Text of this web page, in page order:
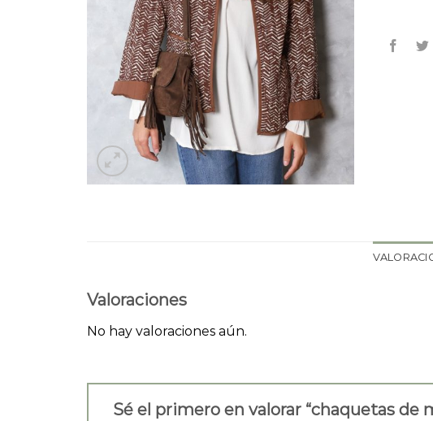
Valoraciones
No hay valoraciones aún.
Sé el primero en valorar “chaquetas de